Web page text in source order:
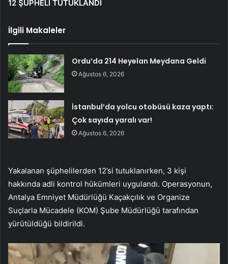
12 ŞÜPHELİ TUTUKLANDI
İlgili Makaleler
Ordu’da 214 Heyelan Meydana Geldi
Ağustos 6, 2026
İstanbul’da yolcu otobüsü kaza yaptı:
Çok sayıda yaralı var!
Ağustos 6, 2026
Yakalanan şüphelilerden 12’si tutuklanırken, 3 kişi
hakkında adli kontrol hükümleri uygulandı. Operasyonun,
Antalya Emniyet Müdürlüğü Kaçakçılık ve Organize
Suçlarla Mücadele (KOM) Şube Müdürlüğü tarafından
yürütüldüğü bildirildi.